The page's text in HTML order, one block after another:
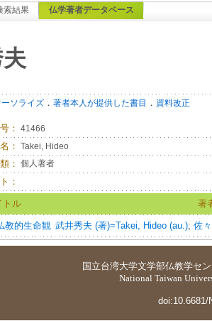
索結果 仏学著者データベース
ソライズ ． 著者本人が提供した書目 ． 資料改正
： 41466
： Takei, Hideo
： 個人著者
：
トル 著
教的生命観 武井秀夫 (著)=Takei, Hideo (au.); 佐
国立台湾大学文学部仏教学セ
National Taiwan
doi:10.6681/